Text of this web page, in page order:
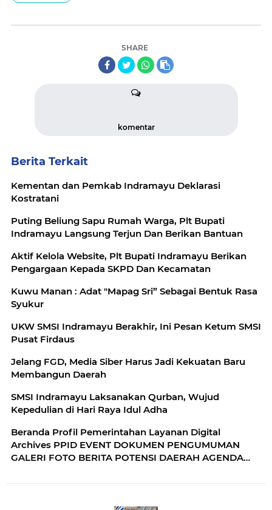
SHARE
komentar
Berita Terkait
Kementan dan Pemkab Indramayu Deklarasi
Kostratani
Puting Beliung Sapu Rumah Warga, Plt Bupati
Indramayu Langsung Terjun Dan Berikan Bantuan
Aktif Kelola Website, Plt Bupati Indramayu Berikan
Pengargaan Kepada SKPD Dan Kecamatan
Kuwu Manan : Adat "Mapag Sri” Sebagai Bentuk Rasa
Syukur
UKW SMSI Indramayu Berakhir, Ini Pesan Ketum SMSI
Pusat Firdaus
Jelang FGD, Media Siber Harus Jadi Kekuatan Baru
Membangun Daerah
SMSI Indramayu Laksanakan Qurban, Wujud
Kepedulian di Hari Raya Idul Adha
Beranda Profil Pemerintahan Layanan Digital
Archives PPID EVENT DOKUMEN PENGUMUMAN
GALERI FOTO BERITA POTENSI DAERAH AGENDA